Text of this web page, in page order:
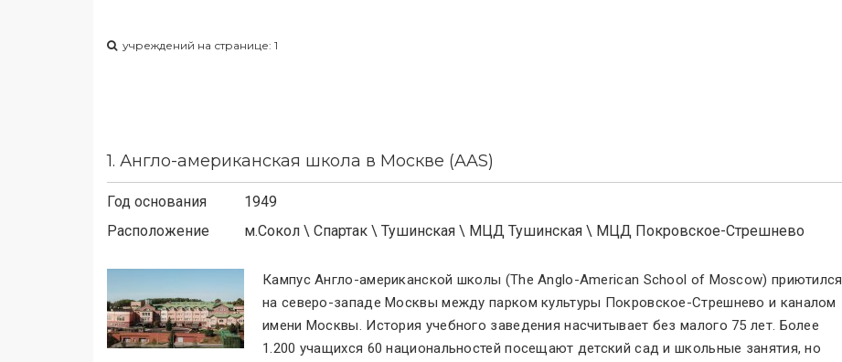
учреждений на странице: 1
1. Англо-американская школа в Москве (AAS)
Год основания
1949
Расположение
м.Сокол \ Спартак \ Тушинская \ МЦД Тушинская \ МЦД Покровское-Стрешнево
Кампус Англо-американской школы (The Anglo-American School of Moscow) приютился
на северо-западе Москвы между парком культуры Покровское-Стрешнево и каналом
имени Москвы. История учебного заведения насчитывает без малого 75 лет. Более
1.200 учащихся 60 национальностей посещают детский сад и школьные занятия, но